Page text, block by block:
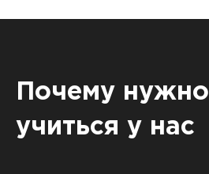
Почему нужно
учиться у нас